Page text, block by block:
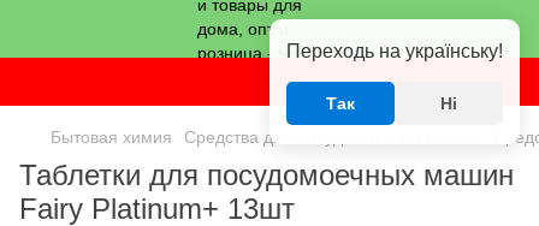
Бытовая химия Средства для посудомоечных машин
Таблетки для посудомоечных машин
Fairy Platinum+ 13шт
Переходь на українську!
Так Ні